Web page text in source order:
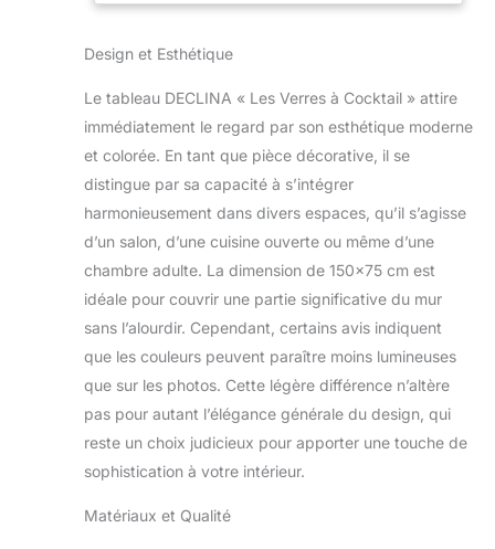
🖼️ IMPRESSION HAUTE
couleurs lumineuses et
des détails précis,
offrant un rendu
décoratif premium. 🏡
DÉCORATION MURALE
MODERNE Idéal pour
habiller un salon, une
chambre, un bureau ou
une entrée. Ce tableau
abstrait s’intègre
facilement dans une
décoration
contemporaine. 🇫🇷
FABRICATION
conçu et fabriqué dans
notre atelier en France
Design et Esthétique
Le tableau DECLINA « Les Verres à Cocktail » attire
immédiatement le regard par son esthétique moderne
et colorée. En tant que pièce décorative, il se
distingue par sa capacité à s’intégrer
harmonieusement dans divers espaces, qu’il s’agisse
d’un salon, d’une cuisine ouverte ou même d’une
chambre adulte. La dimension de 150×75 cm est
idéale pour couvrir une partie significative du mur
sans l’alourdir. Cependant, certains avis indiquent
que les couleurs peuvent paraître moins lumineuses
que sur les photos. Cette légère différence n’altère
pas pour autant l’élégance générale du design, qui
reste un choix judicieux pour apporter une touche de
sophistication à votre intérieur.
Matériaux et Qualité